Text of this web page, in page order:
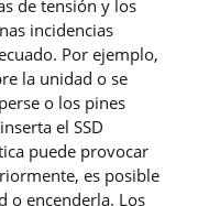
de tensión y los
incidencias
Por ejemplo,
la unidad o se
o los pines
el SSD
puede provocar
es posible
o encenderla. Los